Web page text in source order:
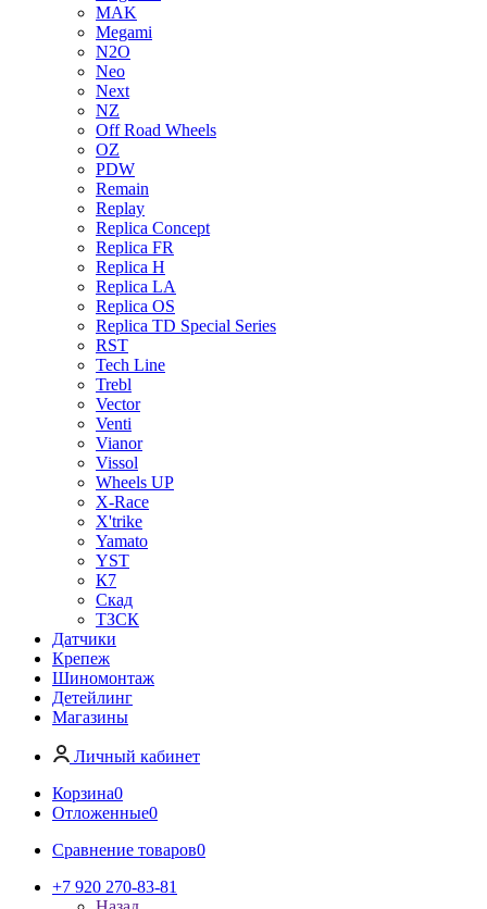
MAK
Megami
N2O
Neo
Next
NZ
Off Road Wheels
OZ
PDW
Remain
Replay
Replica Concept
Replica FR
Replica H
Replica LA
Replica OS
Replica TD Special Series
RST
Tech Line
Trebl
Vector
Venti
Vianor
Vissol
Wheels UP
X-Race
X'trike
Yamato
YST
К7
Скад
ТЗСК
Датчики
Крепеж
Шиномонтаж
Детейлинг
Магазины
Личный кабинет
Корзина0
Отложенные0
Сравнение товаров0
+7 920 270-83-81